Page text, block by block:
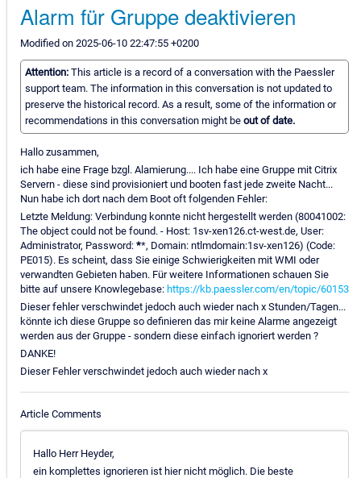
Alarm für Gruppe deaktivieren
Modified on 2025-06-10 22:47:55 +0200
Attention: This article is a record of a conversation with the Paessler
support team. The information in this conversation is not updated to
preserve the historical record. As a result, some of the information or
recommendations in this conversation might be out of date.
Hallo zusammen,
ich habe eine Frage bzgl. Alamierung.... Ich habe eine Gruppe mit Citrix
Servern - diese sind provisioniert und booten fast jede zweite Nacht...
Nun habe ich dort nach dem Boot oft folgenden Fehler:
Letzte Meldung: Verbindung konnte nicht hergestellt werden (80041002:
The object could not be found. - Host: 1sv-xen126.ct-west.de, User:
Administrator, Password: **, Domain: ntlmdomain:1sv-xen126) (Code:
PE015). Es scheint, dass Sie einige Schwierigkeiten mit WMI oder
verwandten Gebieten haben. Für weitere Informationen schauen Sie
bitte auf unsere Knowlegebase: https://kb.paessler.com/en/topic/60153
Dieser fehler verschwindet jedoch auch wieder nach x Stunden/Tagen...
könnte ich diese Gruppe so definieren das mir keine Alarme angezeigt
werden aus der Gruppe - sondern diese einfach ignoriert werden ?
DANKE!
Dieser Fehler verschwindet jedoch auch wieder nach x
Article Comments
Hallo Herr Heyder,
ein komplettes ignorieren ist hier nicht möglich. Die beste